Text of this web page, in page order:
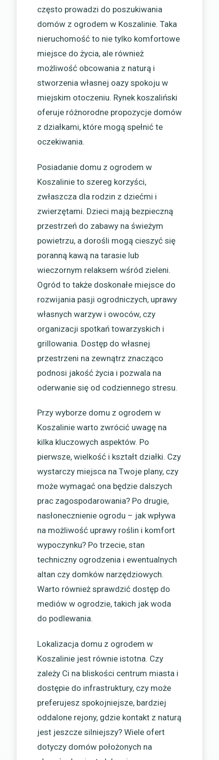
często prowadzi do poszukiwania
domów z ogrodem w Koszalinie. Taka
nieruchomość to nie tylko komfortowe
miejsce do życia, ale również
możliwość obcowania z naturą i
stworzenia własnej oazy spokoju w
miejskim otoczeniu. Rynek koszaliński
oferuje różnorodne propozycje domów
z działkami, które mogą spełnić te
oczekiwania.
Posiadanie domu z ogrodem w
Koszalinie to szereg korzyści,
zwłaszcza dla rodzin z dziećmi i
zwierzętami. Dzieci mają bezpieczną
przestrzeń do zabawy na świeżym
powietrzu, a dorośli mogą cieszyć się
poranną kawą na tarasie lub
wieczornym relaksem wśród zieleni.
Ogród to także doskonałe miejsce do
rozwijania pasji ogrodniczych, uprawy
własnych warzyw i owoców, czy
organizacji spotkań towarzyskich i
grillowania. Dostęp do własnej
przestrzeni na zewnątrz znacząco
podnosi jakość życia i pozwala na
oderwanie się od codziennego stresu.
Przy wyborze domu z ogrodem w
Koszalinie warto zwrócić uwagę na
kilka kluczowych aspektów. Po
pierwsze, wielkość i kształt działki. Czy
wystarczy miejsca na Twoje plany, czy
może wymagać ona będzie dalszych
prac zagospodarowania? Po drugie,
nasłonecznienie ogrodu – jak wpływa
na możliwość uprawy roślin i komfort
wypoczynku? Po trzecie, stan
techniczny ogrodzenia i ewentualnych
altan czy domków narzędziowych.
Warto również sprawdzić dostęp do
mediów w ogrodzie, takich jak woda
do podlewania.
Lokalizacja domu z ogrodem w
Koszalinie jest równie istotna. Czy
zależy Ci na bliskości centrum miasta i
dostępie do infrastruktury, czy może
preferujesz spokojniejsze, bardziej
oddalone rejony, gdzie kontakt z naturą
jest jeszcze silniejszy? Wiele ofert
dotyczy domów położonych na